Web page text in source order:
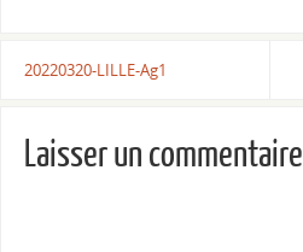
20220320-LILLE-Ag1
Laisser un commentaire